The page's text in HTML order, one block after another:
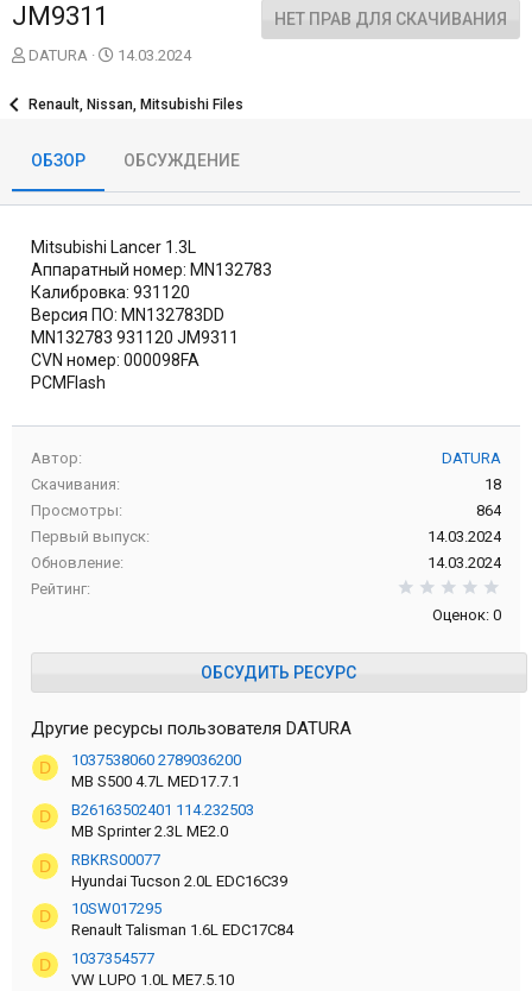
JM9311 НЕТ ПРАВ ДЛЯ СКАЧИВАНИЯ
А
т
DATURA
Д
о
д
н
и
я
14.03.2024
Renault, Nissan, Mitsubishi Files
ОБЗОР ОБСУЖДЕНИЕ
Mitsubishi Lancer 1.3L
Аппаратный номер: MN132783
Калибровка: 931120
Версия ПО: MN132783DD
MN132783 931120 JM9311
CVN номер: 000098FA
PCMFlash
Автор
DATURA
Скачивания
18
Просмотры
864
Первый выпуск
14.03.2024
Обновление
14.03.2024
Рейтинг
Оценок: 0
ОБСУДИТЬ РЕСУРС
Другие ресурсы пользователя DATURA
D
1037538060 2789036200
MB S500 4.7L MED17.7.1
D
B26163502401 114.232503
MB Sprinter 2.3L ME2.0
D
RBKRS00077
Hyundai Tucson 2.0L EDC16C39
D
10SW017295
Renault Talisman 1.6L EDC17C84
D
1037354577
VW LUPO 1.0L ME7.5.10